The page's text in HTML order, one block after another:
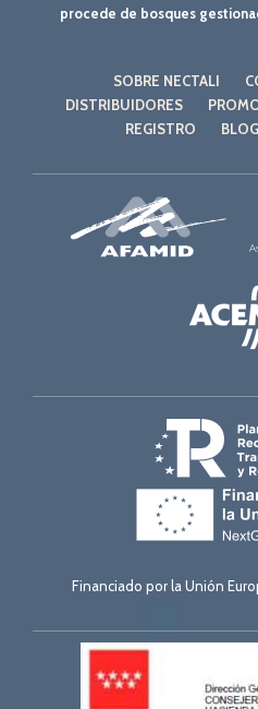
procede de bosques
SOBRE NECTALI
DISTRIBUIDORES
REGISTRO
BLOG
Financiado por la Unión